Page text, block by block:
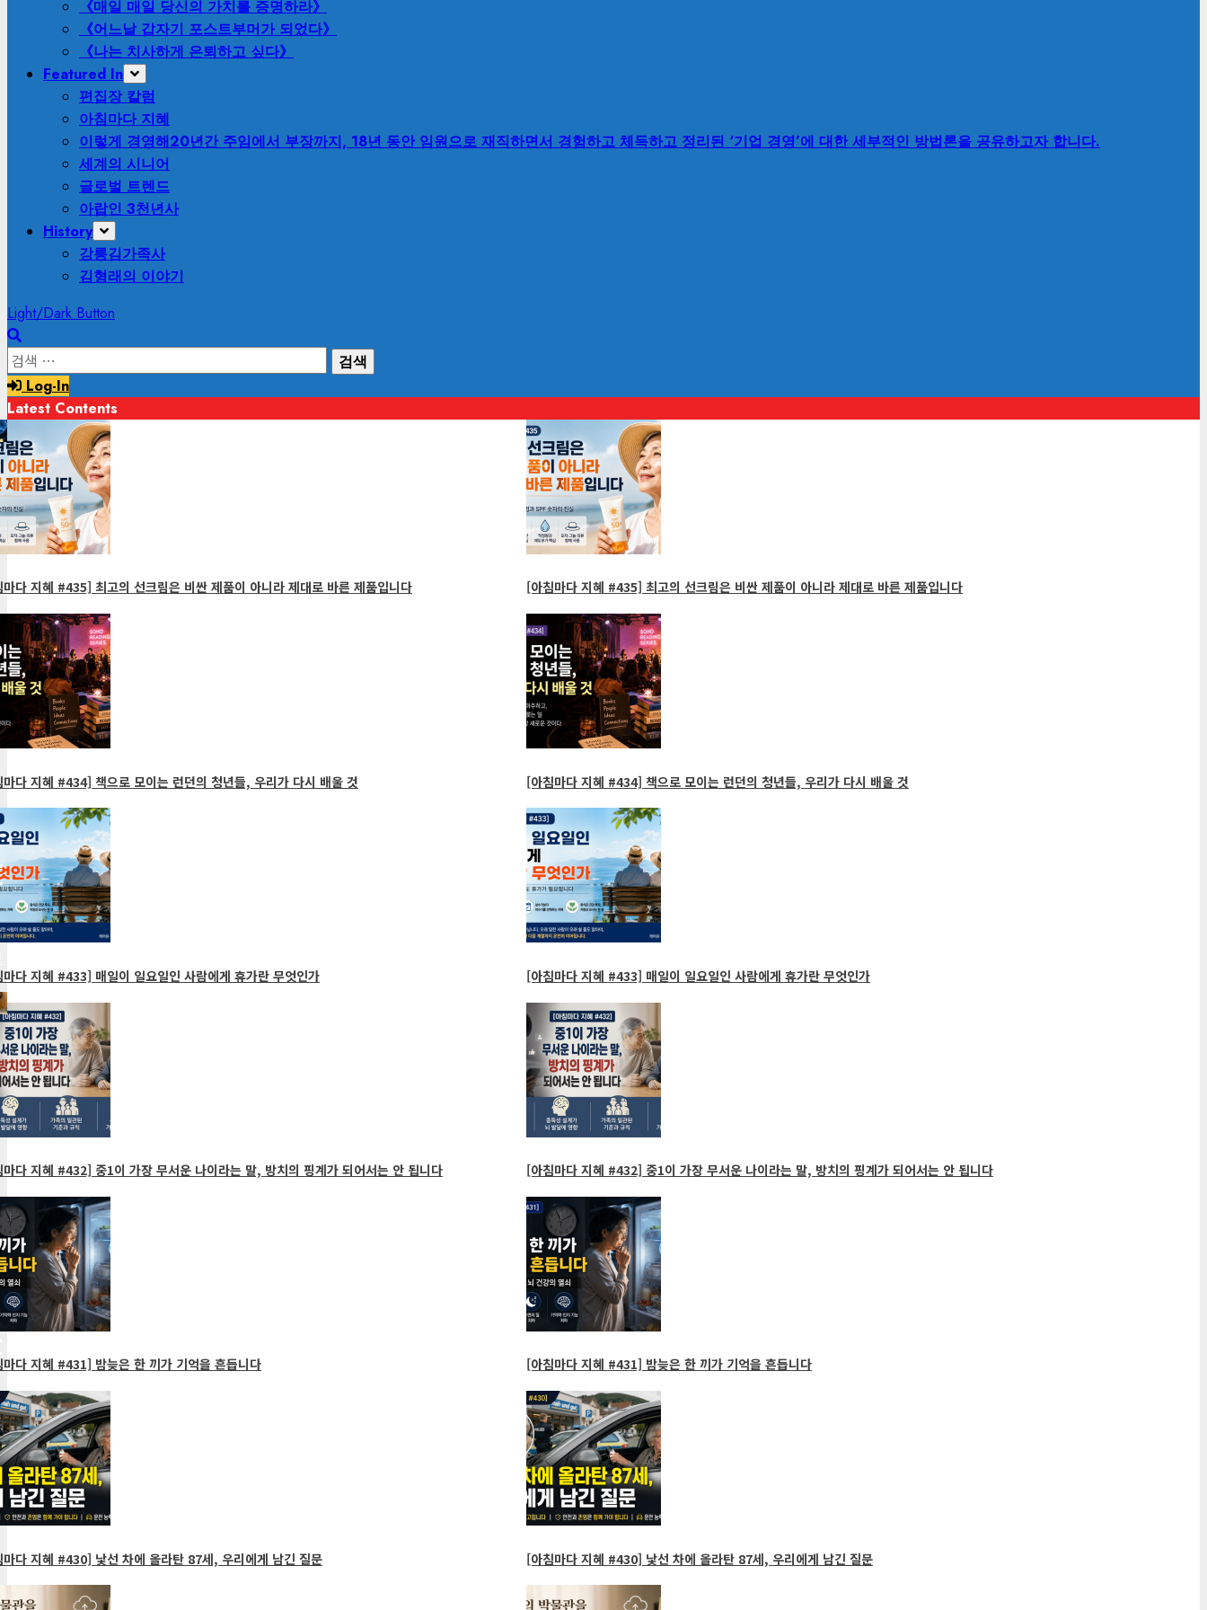
《매일 매일 당신의 가치를 증명하라》
《어느날 갑자기 포스트부머가 되었다》
《나는 치사하게 은퇴하고 싶다》
Featured In
편집장 칼럼
아침마다 지혜
이렇게 경영해20년간 주임에서 부장까지, 18년 동안 임원으로 재직하면서 경험하고 체득하고 정리된 ‘기업 경영’에 대한 세부적인 방법론을 공유하고자 합니다.
세계의 시니어
글로벌 트렌드
아랍인 3천년사
History
강릉김가족사
김형래의 이야기
Light/Dark Button
검
색:Log-In
Latest Contents
다 지혜 #435] 최고의 선크림은 비싼 제품이 아니라 제대로 바른 제품입니다
다 지혜 #434] 책으로 모이는 런던의 청년들, 우리가 다시 배울 것
다 지혜 #433] 매일이 일요일인 사람에게 휴가란 무엇인가
다 지혜 #432] 중1이 가장 무서운 나이라는 말, 방치의 핑계가 되어서는 안 됩니다
다 지혜 #431] 밤늦은 한 끼가 기억을 흔듭니다
다 지혜 #430] 낯선 차에 올라탄 87세, 우리에게 남긴 질문
[아침마다 지혜 #435] 최고의 선크림은 비싼 제품이 아니라 제대로 바른 제품입니다
[아침마다 지혜 #434] 책으로 모이는 런던의 청년들, 우리가 다시 배울 것
[아침마다 지혜 #433] 매일이 일요일인 사람에게 휴가란 무엇인가
[아침마다 지혜 #432] 중1이 가장 무서운 나이라는 말, 방치의 핑계가 되어서는 안 됩니다
[아침마다 지혜 #431] 밤늦은 한 끼가 기억을 흔듭니다
[아침마다 지혜 #430] 낯선 차에 올라탄 87세, 우리에게 남긴 질문